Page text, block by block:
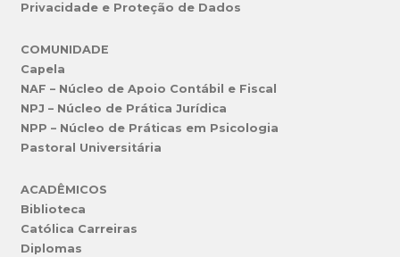
Privacidade e Proteção de Dados
COMUNIDADE
Capela
NAF – Núcleo de Apoio Contábil e Fiscal
NPJ – Núcleo de Prática Jurídica
NPP – Núcleo de Práticas em Psicologia
Pastoral Universitária
ACADÊMICOS
Biblioteca
Católica Carreiras
Diplomas